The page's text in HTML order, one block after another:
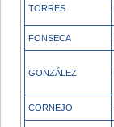
TORRES
FONSECA
GONZÁLEZ
CORNEJO